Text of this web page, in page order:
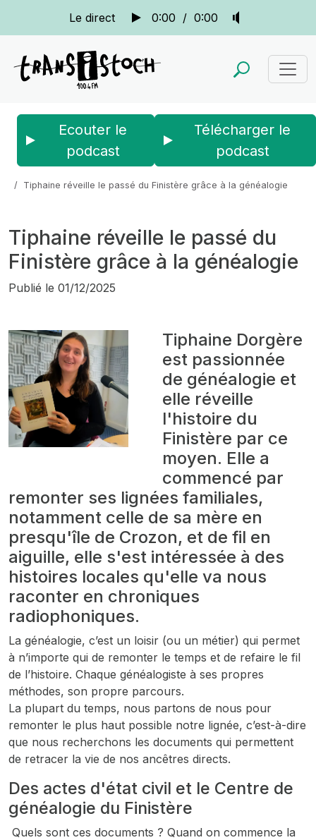
Le direct 0:00 / 0:00
Ecouter le
podcast
Télécharger le
podcast
Tiphaine réveille le passé du Finistère grâce à la généalogie
Tiphaine réveille le passé du
Finistère grâce à la généalogie
Publié le 01/12/2025
Tiphaine Dorgère
est passionnée
de généalogie et
elle réveille
l'histoire du
Finistère par ce
moyen. Elle a
commencé par
remonter ses lignées familiales,
notamment celle de sa mère en
presqu'île de Crozon, et de fil en
aiguille, elle s'est intéressée à des
histoires locales qu'elle va nous
raconter en chroniques
radiophoniques.
La généalogie, c’est un loisir (ou un métier) qui permet
à n’importe qui de remonter le temps et de refaire le fil
de l’histoire. Chaque généalogiste à ses propres
méthodes, son propre parcours.
La plupart du temps, nous partons de nous pour
remonter le plus haut possible notre lignée, c’est-à-dire
que nous recherchons les documents qui permettent
de retracer la vie de nos ancêtres directs.
Des actes d'état civil et le Centre de
généalogie du Finistère
Quels sont ces documents ? Quand on commence la